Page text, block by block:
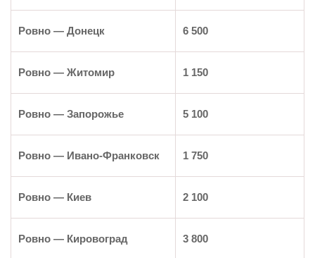
Ровно — Донецк 6 500
Ровно — Житомир 1 150
Ровно — Запорожье 5 100
Ровно — Ивано-Франковск 1 750
Ровно — Киев 2 100
Ровно — Кировоград 3 800